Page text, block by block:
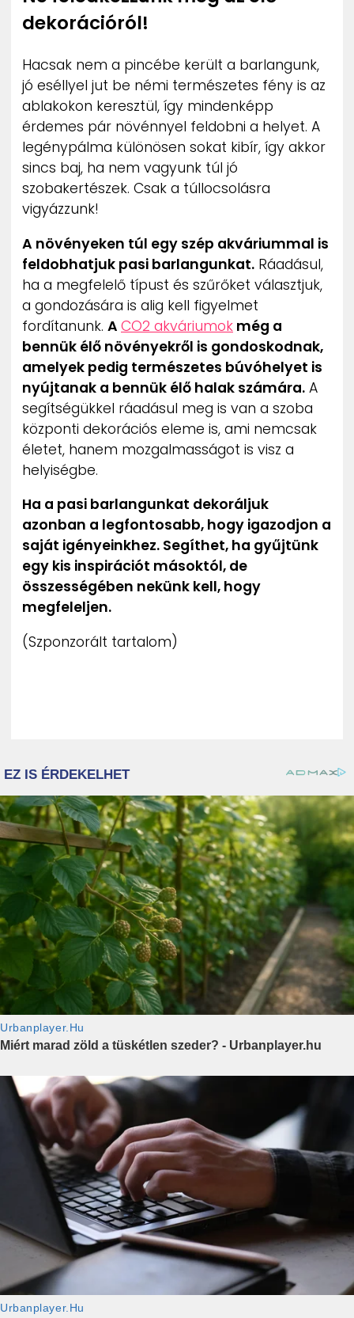
dekorációról!
Hacsak nem a pincébe került a barlangunk,
jó eséllyel jut be némi természetes fény is az
ablakokon keresztül, így mindenképp
érdemes pár növénnyel feldobni a helyet. A
legénypálma különösen sokat kibír, így akkor
sincs baj, ha nem vagyunk túl jó
szobakertészek. Csak a túllocsolásra
vigyázzunk!
A növényeken túl egy szép akváriummal is
feldobhatjuk pasi barlangunkat. Ráadásul,
ha a megfelelő típust és szűrőket választjuk,
a gondozására is alig kell figyelmet
fordítanunk. A CO2 akváriumok még a
bennük élő növényekről is gondoskodnak,
amelyek pedig természetes búvóhelyet is
nyújtanak a bennük élő halak számára. A
segítségükkel ráadásul meg is van a szoba
központi dekorációs eleme is, ami nemcsak
életet, hanem mozgalmasságot is visz a
helyiségbe.
Ha a pasi barlangunkat dekoráljuk
azonban a legfontosabb, hogy igazodjon a
saját igényeinkhez. Segíthet, ha gyűjtünk
egy kis inspirációt másoktól, de
összességében nekünk kell, hogy
megfeleljen.
(Szponzorált tartalom)